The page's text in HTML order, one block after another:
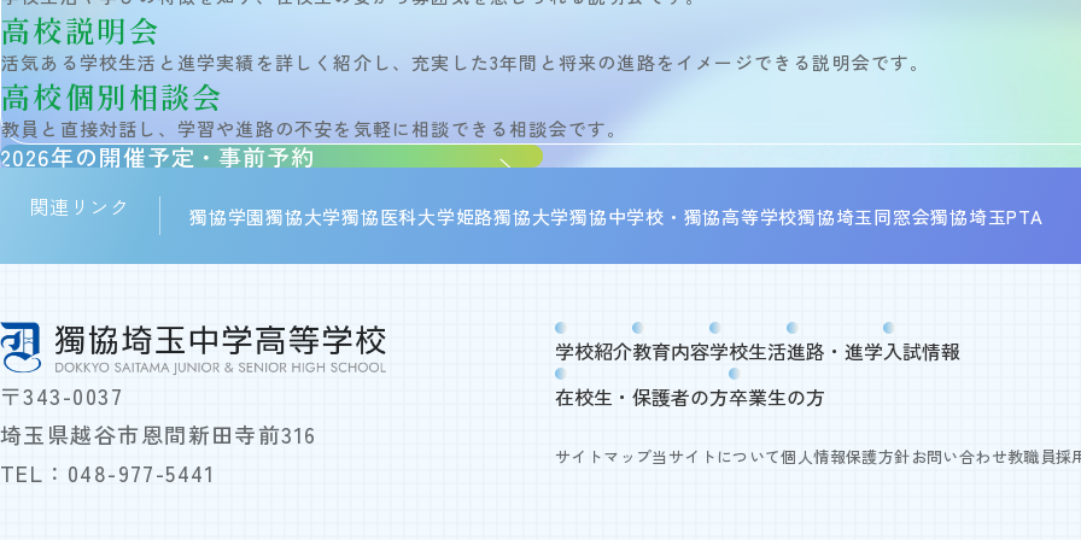
高校説明会
活気ある学校生活と進学実績を詳しく紹介し、充実した3年間と将来の進路をイメージできる説明会です。
高校個別相談会
教員と直接対話し、学習や進路の不安を気軽に相談できる相談会です。
2026年の開催予定・事前予約
関連リンク 獨協学園獨協大学獨協医科大学姫路獨協大学獨協中学校・獨協高等学校獨協埼玉同窓会獨協埼玉PTA
〒343-0037
埼玉県越谷市恩間新田寺前316
TEL： 048-977-5441
学校紹介教育内容学校生活進路・進学入試情報
在校生・保護者の方卒業生の方
サイトマップ当サイトについて個人情報保護方針お問い合わせ教職員採